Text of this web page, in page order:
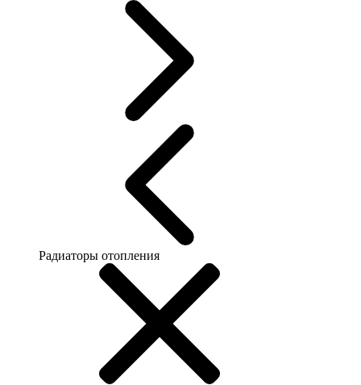
Радиаторы отопления